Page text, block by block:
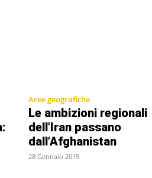
Aree geografiche
Le ambizioni regionali
dell’Iran passano
dall’Afghanistan
28 Gennaio 2015